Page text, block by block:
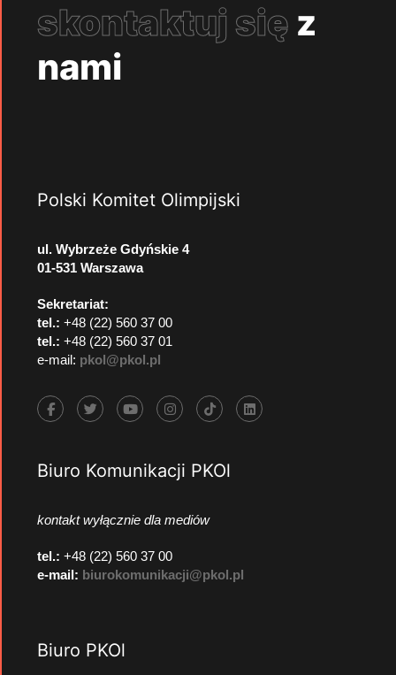
skontaktuj się z
nami
Polski Komitet Olimpijski
ul. Wybrzeże Gdyńskie 4
01-531 Warszawa
Sekretariat:
tel.: +48 (22) 560 37 00
tel.: +48 (22) 560 37 01
e-mail: pkol@pkol.pl
Biuro Komunikacji PKOl
kontakt wyłącznie dla mediów
tel.: +48 (22) 560 37 00
e-mail: biurokomunikacji@pkol.pl
Biuro PKOl